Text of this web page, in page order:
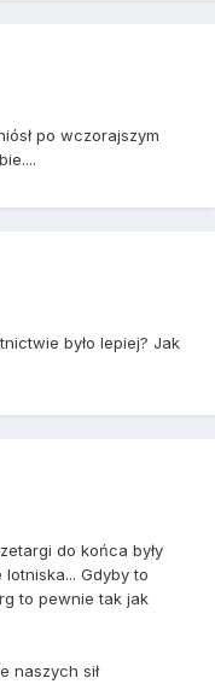
po wczorajszym
było lepiej? Jak
do końca były
lotniska... Gdyby to
to pewnie tak jak
naszych sił